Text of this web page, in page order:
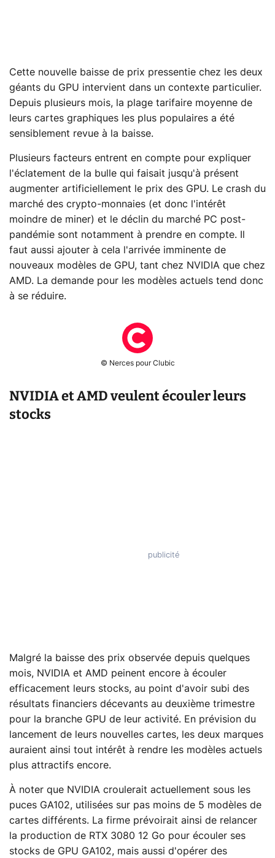
Cette nouvelle baisse de prix pressentie chez les deux
géants du GPU intervient dans un contexte particulier.
Depuis plusieurs mois, la plage tarifaire moyenne de
leurs cartes graphiques les plus populaires a été
sensiblement revue à la baisse.
Plusieurs facteurs entrent en compte pour expliquer
l'éclatement de la bulle qui faisait jusqu'à présent
augmenter artificiellement le prix des GPU. Le crash du
marché des crypto-monnaies (et donc l'intérêt
moindre de miner) et le déclin du marché PC post-
pandémie sont notamment à prendre en compte. Il
faut aussi ajouter à cela l'arrivée imminente de
nouveaux modèles de GPU, tant chez NVIDIA que chez
AMD. La demande pour les modèles actuels tend donc
à se réduire.
© Nerces pour Clubic
NVIDIA et AMD veulent écouler leurs
stocks
Malgré la baisse des prix observée depuis quelques
mois, NVIDIA et AMD peinent encore à écouler
efficacement leurs stocks, au point d'avoir subi des
résultats financiers décevants au deuxième trimestre
pour la branche GPU de leur activité. En prévision du
lancement de leurs nouvelles cartes, les deux marques
auraient ainsi tout intérêt à rendre les modèles actuels
plus attractifs encore.
À noter que NVIDIA croulerait actuellement sous les
puces GA102, utilisées sur pas moins de 5 modèles de
cartes différents. La firme prévoirait ainsi de relancer
la production de RTX 3080 12 Go pour écouler ses
stocks de GPU GA102, mais aussi d'opérer des